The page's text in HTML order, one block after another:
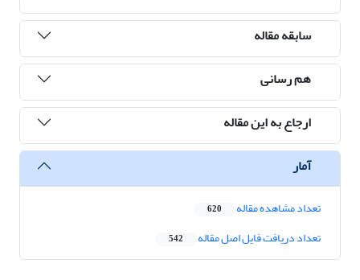
سابقه مقاله
هم رسانی
ارجاع به این مقاله
آمار
تعداد مشاهده مقاله 620
تعداد دریافت فایل اصل مقاله 542